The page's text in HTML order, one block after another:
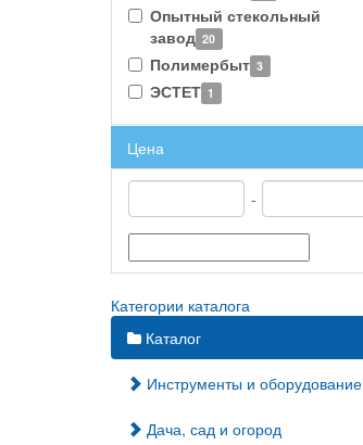
Опытный стекольный
завод 20
Полимербыт 3
ЭСТЕТ 1
Цена
-
Категории каталога
Каталог
Инструменты и оборудование
Дача, сад и огород